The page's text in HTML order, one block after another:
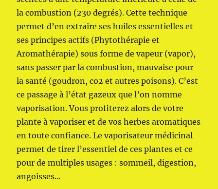
la combustion (230 degrés). Cette technique
permet d’en extraire ses huiles essentielles et
ses principes actifs (Phytothérapie et
Aromathérapie) sous forme de vapeur (vapor),
sans passer par la combustion, mauvaise pour
la santé (goudron, co2 et autres poisons). C’est
ce passage à l’état gazeux que l’on nomme
vaporisation. Vous profiterez alors de votre
plante à vaporiser et de vos herbes aromatiques
en toute confiance. Le vaporisateur médicinal
permet de tirer l’essentiel de ces plantes et ce
pour de multiples usages : sommeil, digestion,
angoisses…